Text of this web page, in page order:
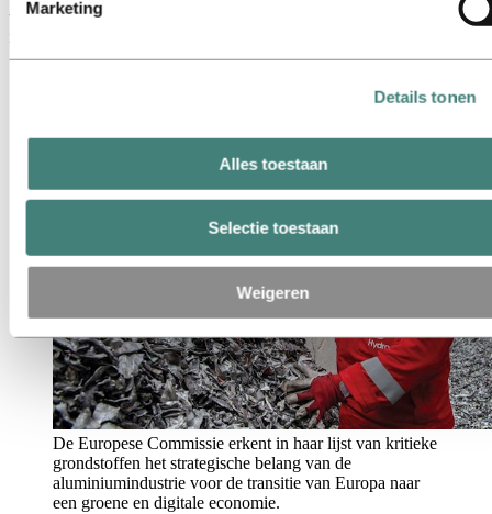
Marketing
Details tonen
Alles toestaan
Selectie toestaan
Weigeren
wordt aangedreven door belangrijke sectoren zoals de auto-
De Europese Commissie erkent in haar lijst van kritieke
grondstoffen het strategische belang van de
aluminiumindustrie voor de transitie van Europa naar
een groene en digitale economie.